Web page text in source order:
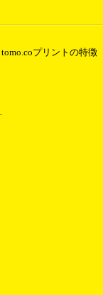
tomo.coプリントの特徴